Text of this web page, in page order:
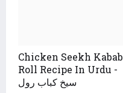
Chicken Seekh Kabab
Roll Recipe In Urdu -
سیخ کباب رول